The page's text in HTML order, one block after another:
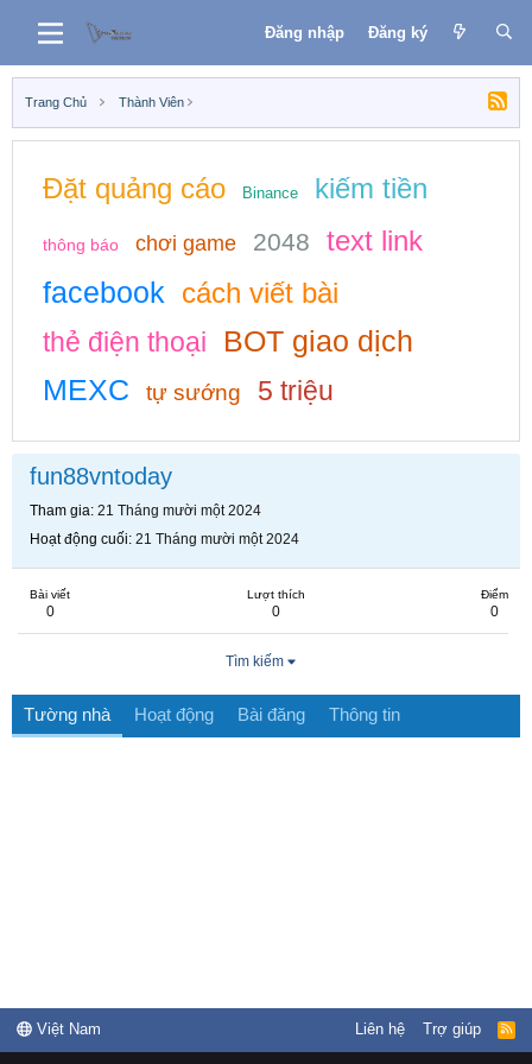
Đăng nhập Đăng ký
Trang Chủ Thành Viên
Đặt quảng cáo Binance kiếm tiền
thông báo chơi game 2048 text link
facebook cách viết bài
thẻ điện thoại
BOT giao dịch
MEXC
tự sướng 5 triệu
fun88vntoday
Tham gia 21 Tháng mười một 2024
Hoạt động cuối 21 Tháng mười một 2024
Bài viết
0
Lượt thích
0
Điểm
0
Tìm kiếm
Tường nhà Hoạt động Bài đăng Thông tin
Việt Nam Liên hệ Trợ giúp
R